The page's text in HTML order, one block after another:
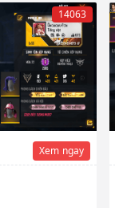
14063
Xem ngay